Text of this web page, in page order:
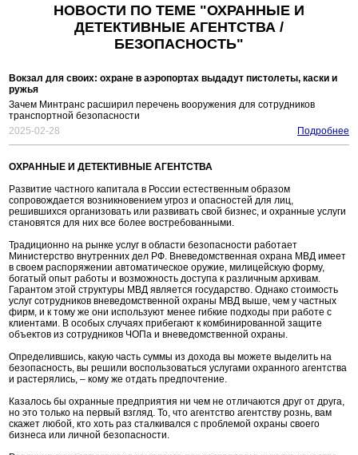
НОВОСТИ ПО ТЕМЕ "ОХРАННЫЕ И
ДЕТЕКТИВНЫЕ АГЕНТСТВА /
БЕЗОПАСНОСТЬ"
Вокзал для своих: охране в аэропортах выдадут пистолеты, каски и
ружья
Зачем Минтранс расширил перечень вооружения для сотрудников
транспортной безопасности
2025-02-28
Подробнее
ОХРАННЫЕ И ДЕТЕКТИВНЫЕ АГЕНТСТВА
Развитие частного капитала в России естественным образом
сопровождается возникновением угроз и опасностей для лиц,
решившихся организовать или развивать свой бизнес, и охранные услуги
становятся для них все более востребованными.
Традиционно на рынке услуг в области безопасности работает
Министерство внутренних дел РФ. Вневедомственная охрана МВД имеет
в своем распоряжении автоматическое оружие, милицейскую форму,
богатый опыт работы и возможность доступа к различным архивам.
Гарантом этой структуры МВД является государство. Однако стоимость
услуг сотрудников вневедомственной охраны МВД выше, чем у частных
фирм, и к тому же они используют менее гибкие подходы при работе с
клиентами. В особых случаях прибегают к комбинированной защите
объектов из сотрудников ЧОПа и вневедомственной охраны.
Определившись, какую часть суммы из дохода вы можете выделить на
безопасность, вы решили воспользоваться услугами охранного агентства
и растерялись, – кому же отдать предпочтение.
Казалось бы охранные предприятия ни чем не отличаются друг от друга,
но это только на первый взгляд. То, что агентство агентству рознь, вам
скажет любой, кто хоть раз сталкивался с проблемой охраны своего
бизнеса или личной безопасности.